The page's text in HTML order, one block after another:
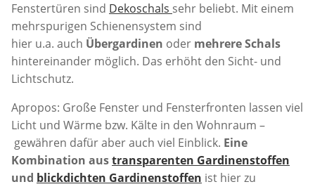
Fenstertüren sind Dekoschals sehr beliebt. Mit einem
mehrspurigen Schienensystem sind
hier u.a. auch Übergardinen oder mehrere Schals
hintereinander möglich. Das erhöht den Sicht- und
Lichtschutz.
Apropos: Große Fenster und Fensterfronten lassen viel
Licht und Wärme bzw. Kälte in den Wohnraum –
gewähren dafür aber auch viel Einblick. Eine
Kombination austransparenten Gardinenstoffen
und blickdichten Gardinenstoffen ist hier zu